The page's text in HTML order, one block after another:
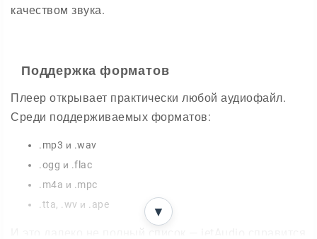
качеством звука.
Поддержка форматов
Плеер открывает практически любой аудиофайл.
Среди поддерживаемых форматов:
.mp3 и .wav
.ogg и .flac
.m4a и .mpc
.tta, .wv и .ape
▼